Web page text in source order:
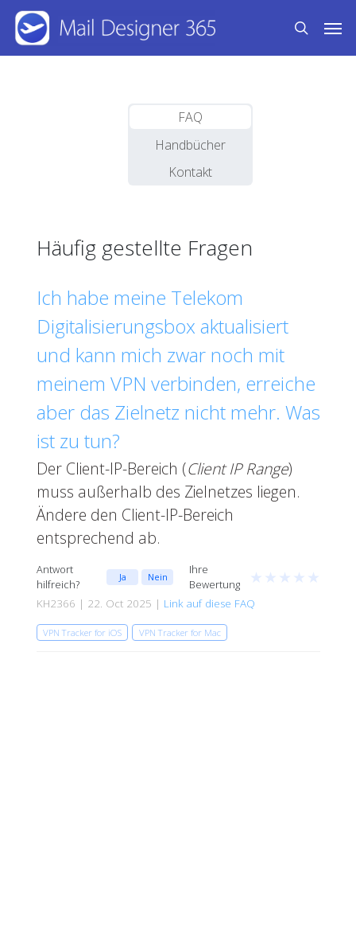
Skip
main
search
FAQ
Handbücher
Kontakt
Häufig gestellte Fragen
Ich habe meine Telekom
Digitalisierungsbox aktualisiert
und kann mich zwar noch mit
meinem VPN verbinden, erreiche
aber das Zielnetz nicht mehr. Was
ist zu tun?
Der Client-IP-Bereich (Client IP Range)
muss außerhalb des Zielnetzes liegen.
Ändere den Client-IP-Bereich
entsprechend ab.
Antwort
hilfreich?
Ja Nein
Ihre
Bewertung
★ ★ ★ ★ ★
KH2366 | 22. Oct 2025 | Link auf diese FAQ
VPN Tracker for iOS VPN Tracker for Mac